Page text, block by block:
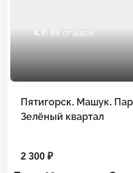
4.7/ 86 отзывов
Пятигорск. Машук.
Зелёный квартал
2 300 ₽